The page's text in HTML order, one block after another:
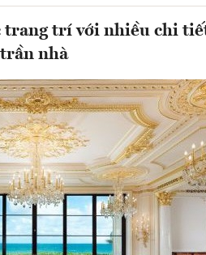
trang trí với nhiều chi
nhà